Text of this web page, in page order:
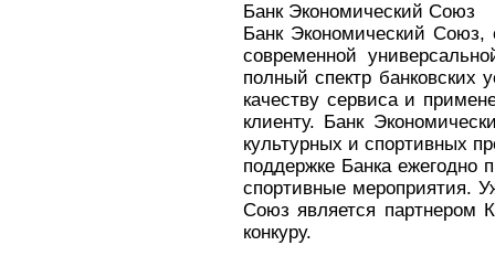
Банк Экономический Союз
Банк Экономический Союз,
современной
полный спектр банковских
качеству сервиса и
клиенту. Банк
культурных и спортивных
поддержке Банка ежегодно
спортивные мероприятия.
Союз является партнером
конкуру.